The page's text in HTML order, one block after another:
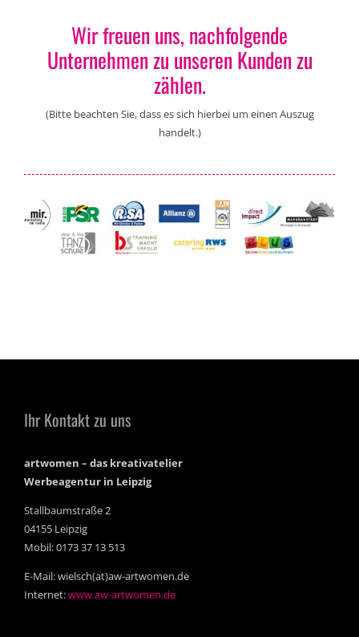
Wir freuen uns, nachfolgende
Unternehmen zu unseren Kunden zu
zählen.
(Bitte beachten Sie, dass es sich hierbei um einen Auszug
handelt.)
Ihr Kontakt zu uns
artwomen – das kreativatelier
Werbeagentur in Leipzig
Stallbaumstraße 2
04155 Leipzig
Mobil: 0173 37 13 513
E-Mail: wielsch(at)aw-artwomen.de
Internet:www.aw-artwomen.de